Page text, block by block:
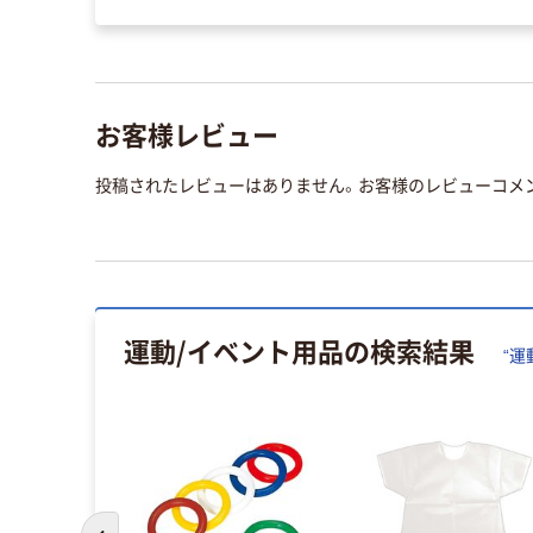
お客様レビュー
投稿されたレビューはありません。お客様のレビューコメ
運動/イベント用品の検索結果 “運